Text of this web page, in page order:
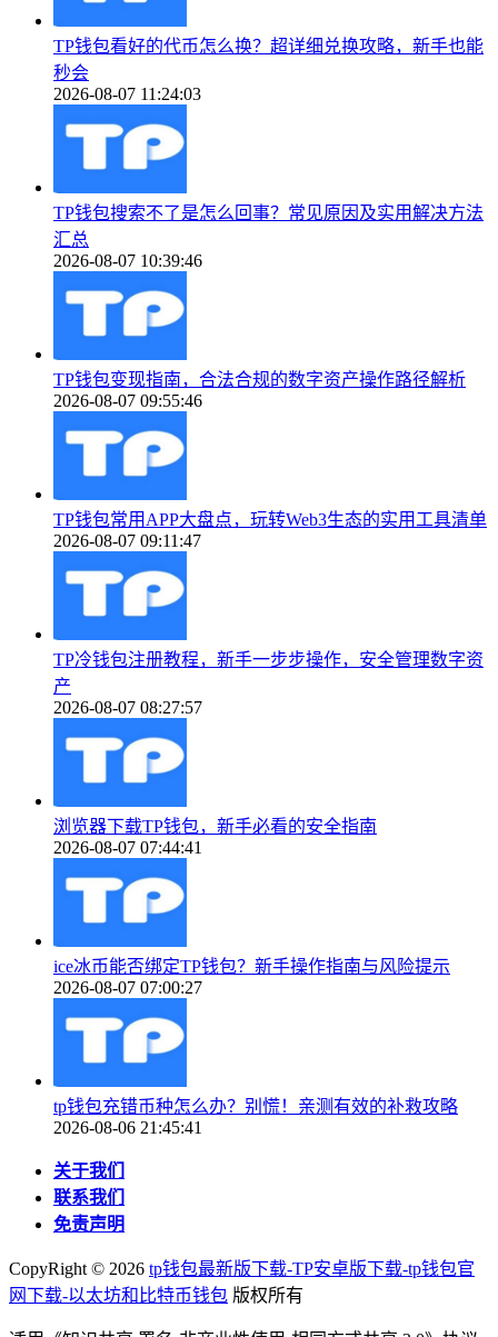
TP钱包看好的代币怎么换？超详细兑换攻略，新手也能
秒会
2026-08-07 11:24:03
TP钱包搜索不了是怎么回事？常见原因及实用解决方法
汇总
2026-08-07 10:39:46
TP钱包变现指南，合法合规的数字资产操作路径解析
2026-08-07 09:55:46
TP钱包常用APP大盘点，玩转Web3生态的实用工具清单
2026-08-07 09:11:47
TP冷钱包注册教程，新手一步步操作，安全管理数字资
产
2026-08-07 08:27:57
浏览器下载TP钱包，新手必看的安全指南
2026-08-07 07:44:41
ice冰币能否绑定TP钱包？新手操作指南与风险提示
2026-08-07 07:00:27
tp钱包充错币种怎么办？别慌！亲测有效的补救攻略
2026-08-06 21:45:41
关于我们
联系我们
免责声明
CopyRight © 2026 tp钱包最新版下载-TP安卓版下载-tp钱包官
网下载-以太坊和比特币钱包 版权所有